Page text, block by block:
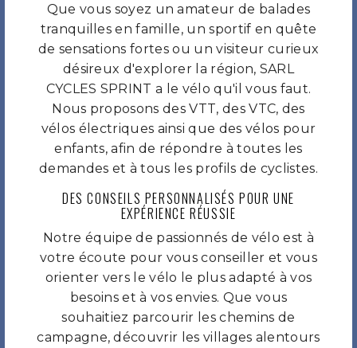
Que vous soyez un amateur de balades
tranquilles en famille, un sportif en quête
de sensations fortes ou un visiteur curieux
désireux d'explorer la région, SARL
CYCLES SPRINT a le vélo qu'il vous faut.
Nous proposons des VTT, des VTC, des
vélos électriques ainsi que des vélos pour
enfants, afin de répondre à toutes les
demandes et à tous les profils de cyclistes.
DES CONSEILS PERSONNALISÉS POUR UNE
EXPÉRIENCE RÉUSSIE
Notre équipe de passionnés de vélo est à
votre écoute pour vous conseiller et vous
orienter vers le vélo le plus adapté à vos
besoins et à vos envies. Que vous
souhaitiez parcourir les chemins de
campagne, découvrir les villages alentours